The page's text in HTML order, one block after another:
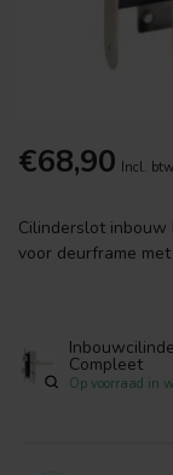
€68,90 Incl. btw
Cilinderslot inbouw
voor deurframe
Compleet
Op voorraad in